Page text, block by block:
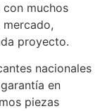
muchos
proyecto.
nacionales
en
piezas